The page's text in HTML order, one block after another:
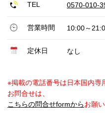
TEL 0570-010-
営業時間 10:00～
定休日 なし
※掲載の電話番号は日本国内専
お問合せは、
こちらの問合せformからお願